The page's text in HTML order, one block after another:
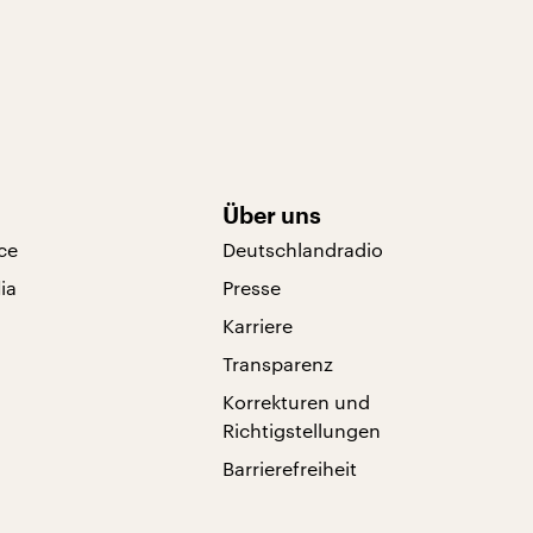
Über uns
Deutschlandradio
Presse
Karriere
Transparenz
Korrekturen und
Richtigstellungen
Barrierefreiheit